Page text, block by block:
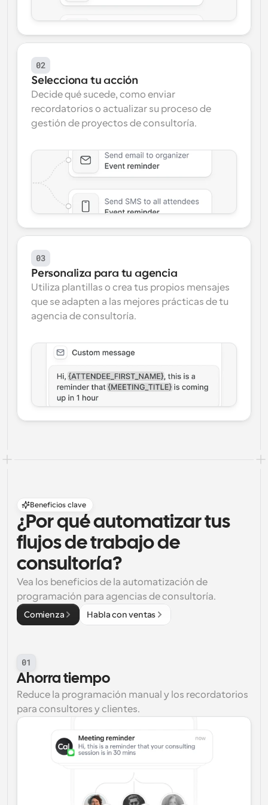
02
Selecciona tu acción
Decide qué sucede, como enviar
recordatorios o actualizar su proceso de
gestión de proyectos de consultoría.
03
Personaliza para tu agencia
Utiliza plantillas o crea tus propios mensajes
que se adapten a las mejores prácticas de tu
agencia de consultoría.
Beneficios clave
¿Por qué automatizar tus
flujos de trabajo de
consultoría?
Vea los beneficios de la automatización de
programación para agencias de consultoría.
Comienza Habla con ventas
01
Ahorra tiempo
Reduce la programación manual y los recordatorios
para consultores y clientes.